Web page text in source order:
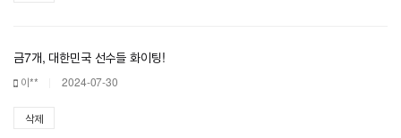
금7개, 대한민국 선수들 화이팅!
이** 2024-07-30
삭제